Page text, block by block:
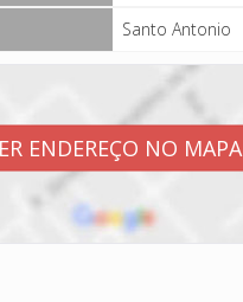
Santo Antonio
ENDEREÇO NO MAPA